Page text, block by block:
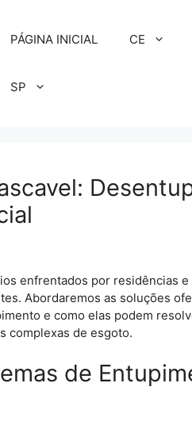
PÁGINA INICIAL CE
SP
enfrentados por residências
Abordaremos as soluções
e como elas podem
complexas de esgoto.
de